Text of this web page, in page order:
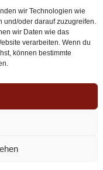
wir Technologien wie
und/oder darauf zuzugreifen.
wir Daten wie das
verarbeiten. Wenn du
können bestimmte
an den Thermen